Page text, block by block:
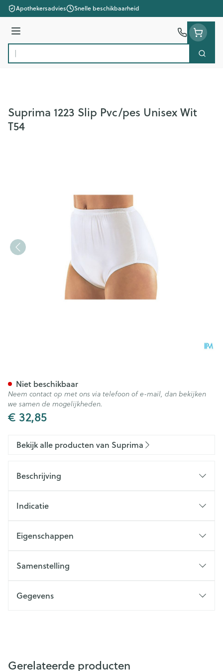
Ga naar de inhoud
Apothekersadvies Snelle beschikbaarheid
Menu
Product, merk, categorie...
Zoek
Suprima 1223 Slip Pvc/pes Unisex Wit
T54
€ 32,85
Niet beschikbaar
Neem contact op met ons via telefoon of e-mail, dan bekijken
we samen de mogelijkheden.
Bekijk alle producten van Suprima
Beschrijving
Indicatie
Eigenschappen
Samenstelling
Gegevens
Gerelateerde producten